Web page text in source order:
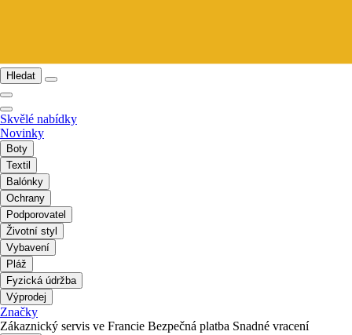
Hledat
Skvělé nabídky
Novinky
Boty
Textil
Balónky
Ochrany
Podporovatel
Životní styl
Vybavení
Pláž
Fyzická údržba
Výprodej
Značky
Zákaznický servis ve Francie Bezpečná platba Snadné vracení